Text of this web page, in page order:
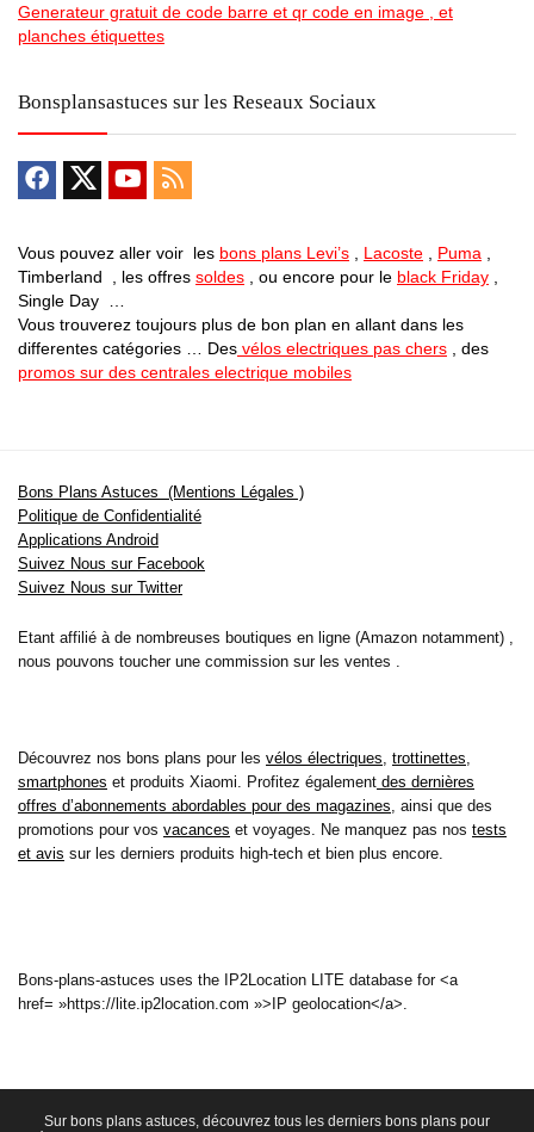
Generateur gratuit de code barre et qr code en image , et
planches étiquettes
Bonsplansastuces sur les Reseaux Sociaux
Vous pouvez aller voir les bons plans Levi’s Lacoste Puma
Timberland , les offres soldes , ou encore pour le black Friday
Single Day …
Vous trouverez toujours plus de bon plan en allant dans les
differentes catégories … Des vélos electriques pas chers , des
promos sur des centrales electrique mobiles
Bons Plans Astuces (Mentions Légales )
Politique de Confidentialité
Applications Android
Suivez Nous sur Facebook
Suivez Nous sur Twitter
Etant affilié à de nombreuses boutiques en ligne (Amazon notamment) ,
nous pouvons toucher une commission sur les ventes .
Découvrez nos bons plans pour les vélos électriques, trottinettes,
smartphones et produits Xiaomi. Profitez également des dernières
offres d’abonnements abordables pour des magazines, ainsi que des
promotions pour vos vacances et voyages. Ne manquez pas nos tests
et avis sur les derniers produits high-tech et bien plus encore.
Bons-plans-astuces uses the IP2Location LITE database for <a
href= »https://lite.ip2location.com »>IP geolocation</a>.
Sur bons plans astuces, découvrez tous les derniers bons plans pour